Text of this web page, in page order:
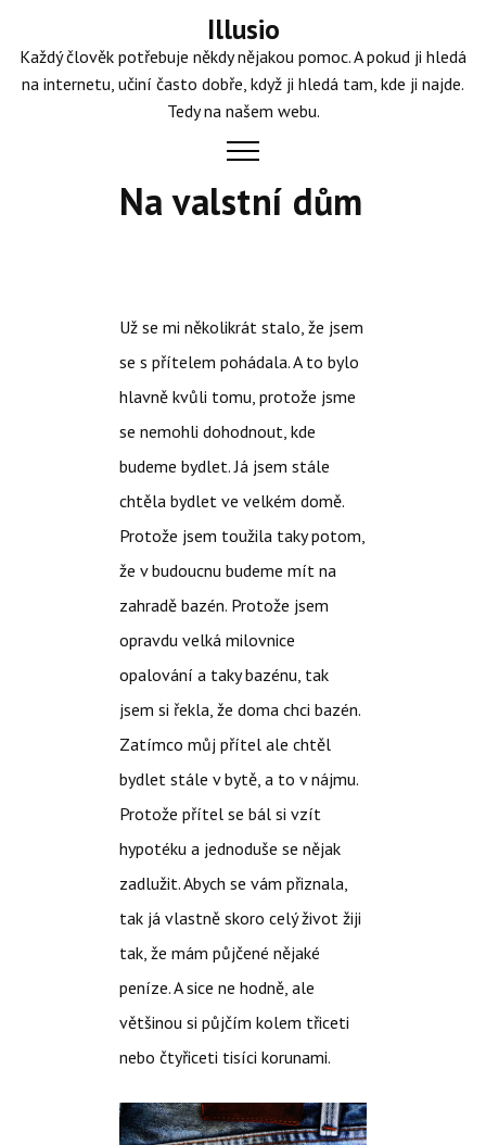
content
Illusio
Každý člověk potřebuje někdy nějakou pomoc. A pokud ji hledá
na internetu, učiní často dobře, když ji hledá tam, kde ji najde.
Tedy na našem webu.
Na valstní dům
Už se mi několikrát stalo, že jsem
se s přítelem pohádala. A to bylo
hlavně kvůli tomu, protože jsme
se nemohli dohodnout, kde
budeme bydlet. Já jsem stále
chtěla bydlet ve velkém domě.
Protože jsem toužila taky potom,
že v budoucnu budeme mít na
zahradě bazén. Protože jsem
opravdu velká milovnice
opalování a taky bazénu, tak
jsem si řekla, že doma chci bazén.
Zatímco můj přítel ale chtěl
bydlet stále v bytě, a to v nájmu.
Protože přítel se bál si vzít
hypotéku a jednoduše se nějak
zadlužit. Abych se vám přiznala,
tak já vlastně skoro celý život žiji
tak, že mám půjčené nějaké
peníze. A sice ne hodně, ale
většinou si půjčím kolem třiceti
nebo čtyřiceti tisíci korunami.